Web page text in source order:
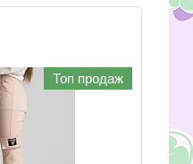
Топ продаж